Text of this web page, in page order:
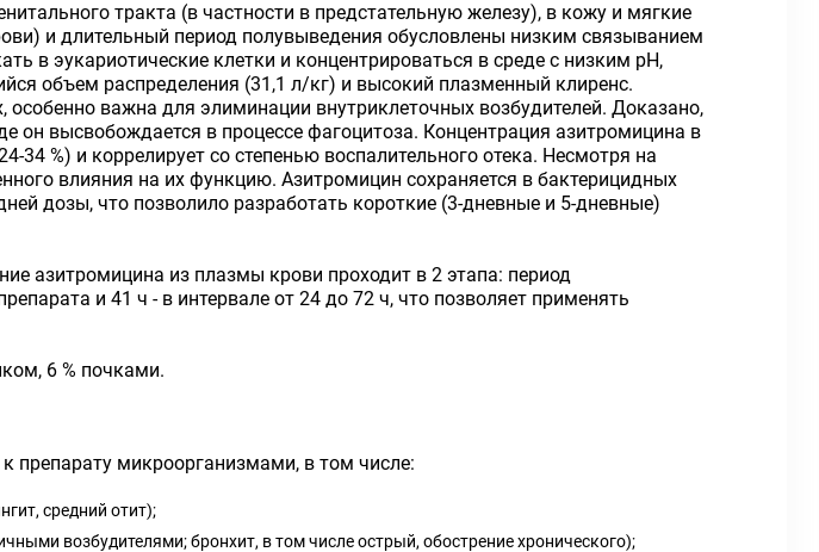
тракта (в частности в предстательную железу), в кожу и мягкие
и длительный период полувыведения обусловлены низким связыванием
в эукариотические клетки и концентрироваться в среде с низким pH,
объем распределения (31,1 л/кг) и высокий плазменный клиренс.
важна для элиминации внутриклеточных возбудителей. Доказано,
высвобождается в процессе фагоцитоза. Концентрация азитромицина в
%) и коррелирует со степенью воспалительного отека. Несмотря на
влияния на их функцию. Азитромицин сохраняется в бактерицидных
дозы, что позволило разработать короткие (3-дневные и 5-дневные)
азитромицина из плазмы крови проходит в 2 этапа: период
и 41 ч - в интервале от 24 до 72 ч, что позволяет применять
6 % почками.
препарату микроорганизмами, в том числе:
средний отит);
возбудителями; бронхит, в том числе острый, обострение хронического);